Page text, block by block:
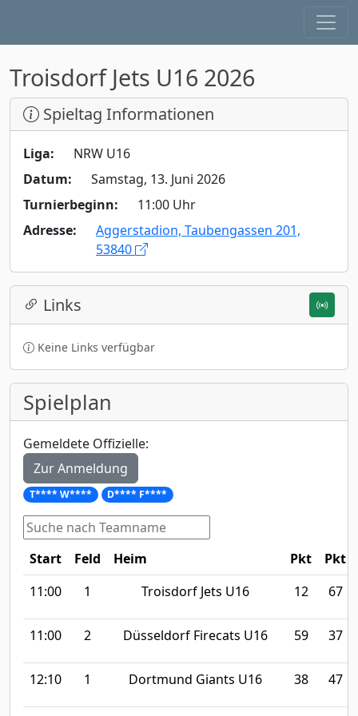
Troisdorf Jets U16 2026
Spieltag Informationen
Liga:
NRW U16
Datum:
Samstag, 13. Juni 2026
Turnierbeginn:
11:00 Uhr
Adresse:
Aggerstadion, Taubengassen 201,
53840
Links
Keine Links verfügbar
Spielplan
Gemeldete Offizielle:
Zur Anmeldung
T**** W**** D**** F****
Start Feld Heim Pkt
Pkt
11:00
1 Troisdorf Jets U16 12 67
11:00 2 Düsseldorf Firecats U16 59 37
12:10 1 Dortmund Giants U16 38 47